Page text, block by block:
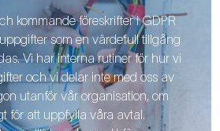
kommande föreskrifter i GDPR
som en värdefull tillgång
Vi har interna rutiner för hur vi
och vi delar inte med oss av
utanför vår organisation, om
för att uppfylla våra avtal.